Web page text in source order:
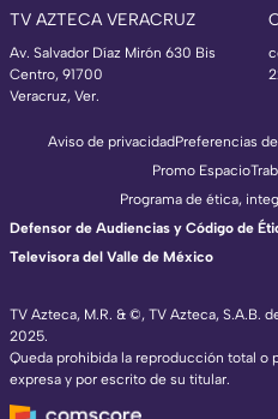
TV AZTECA VERACRUZ
Av. Salvador Díaz Mirón 630 Bis
Centro, 91700
Veracruz, Ver.
TV Azteca, M.R. & ©, TV Azteca, S.A.B.
2025.
Queda prohibida la reproducción total o
expresa y por escrito de su titular.
Aviso de privacidadPreferencias
Promo Espacio
Programa de ética,
Defensor de Audiencias y Código de
Televisora del Valle de México